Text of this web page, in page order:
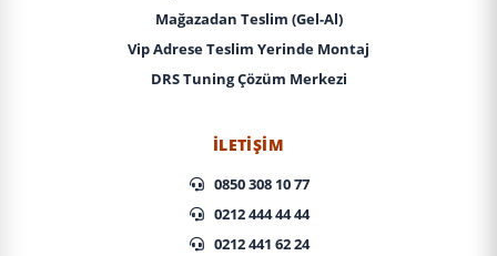
Mağazadan Teslim (Gel-Al)
Vip Adrese Teslim Yerinde Montaj
DRS Tuning Çözüm Merkezi
İLETIŞIM
0850 308 10 77
0212 444 44 44
0212 441 62 24